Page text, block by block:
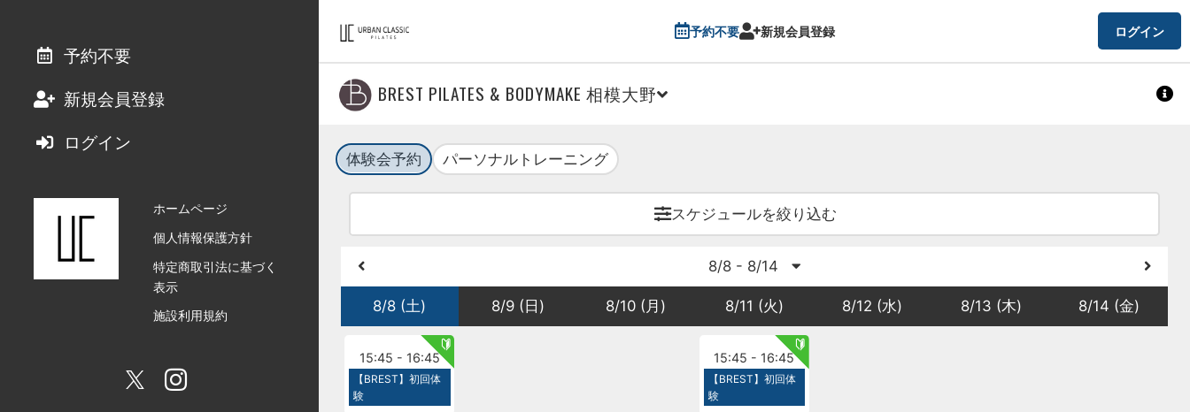
予約不要 新規会員登録 ログイン
BREST PILATES & BODYMAKE 相模大野
体験会予約 パーソナルトレーニング
スケジュールを絞り込む
8/8 - 8/14
8/8 (土) 8/9 (日) 8/10 (月) 8/11 (火) 8/12 (水) 8/13 (木) 8/14 (金)
15:45 - 16:45
【BREST】初回体
験
15:45 - 16:45
【BREST】初回体
験
予約不要
新規会員登録
ログイン
ホームページ
個人情報保護方針
特定商取引法に基づく
表示
施設利用規約